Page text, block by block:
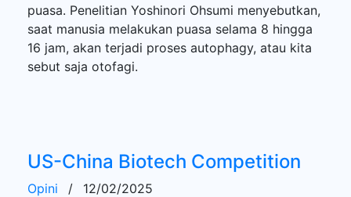
puasa. Penelitian Yoshinori Ohsumi menyebutkan,
saat manusia melakukan puasa selama 8 hingga
16 jam, akan terjadi proses autophagy, atau kita
sebut saja otofagi.
US-China Biotech Competition
Opini /
12/02/2025